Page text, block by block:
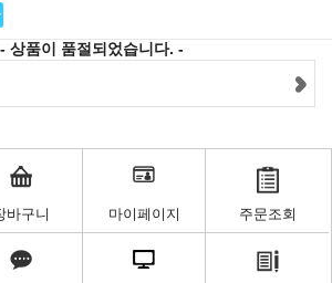
- 상품이 품절되었습니다. -
바구니 마이페이지 주문조회